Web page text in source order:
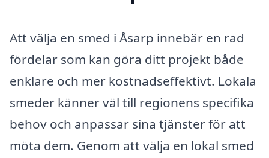
Att välja en smed i Åsarp innebär en rad
fördelar som kan göra ditt projekt både
enklare och mer kostnadseffektivt. Lokala
smeder känner väl till regionens specifika
behov och anpassar sina tjänster för att
möta dem. Genom att välja en lokal smed